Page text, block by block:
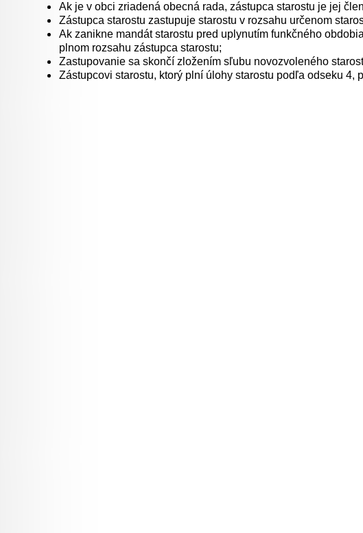
Ak je v obci zriadená obecná rada, zástupca starostu je jej
Zástupca starostu zastupuje starostu v rozsahu určenom
Ak zanikne mandát starostu pred uplynutím funkčného
plnom rozsahu zástupca starostu;
Zastupovanie sa skončí zložením sľubu novozvoleného
Zástupcovi starostu, ktorý plní úlohy starostu podľa odseku 4,